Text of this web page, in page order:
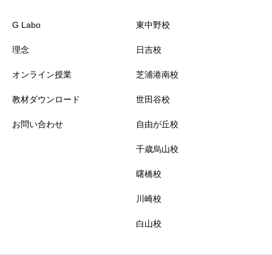
G Labo
理念
オンライン授業
教材ダウンロード
お問い合わせ
東中野校
日吉校
芝浦港南校
世田谷校
自由が丘校
千歳烏山校
曙橋校
川崎校
白山校